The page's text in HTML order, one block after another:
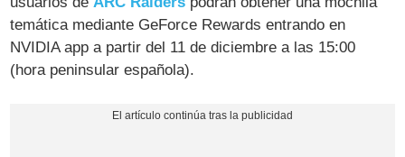
temática mediante GeForce Rewards entrando en
NVIDIA app a partir del 11 de diciembre a las 15:00
(hora peninsular española).